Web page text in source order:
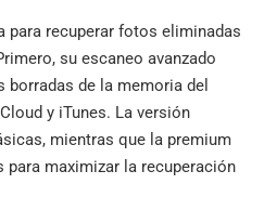
para recuperar fotos eliminadas
su escaneo avanzado
de la memoria del
y iTunes. La versión
mientras que la premium
para maximizar la recuperación